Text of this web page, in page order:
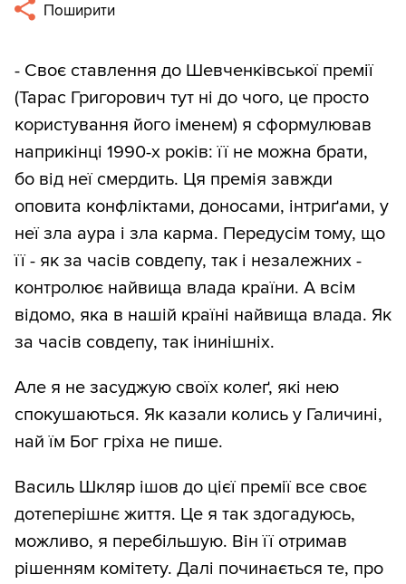
Поширити
- Своє ставлення до Шевченківської премії
(Тарас Григорович тут ні до чого, це просто
користування його іменем) я сформулював
наприкінці 1990-х років: її не можна брати,
бо від неї смердить. Ця премія завжди
оповита конфліктами, доносами, інтриґами, у
неї зла аура і зла карма. Передусім тому, що
її - як за часів совдепу, так і незалежних -
контролює найвища влада країни. А всім
відомо, яка в нашій країні найвища влада. Як
за часів совдепу, так інинішніх.
Але я не засуджую своїх колеґ, які нею
спокушаються. Як казали колись у Галичині,
най їм Бог гріха не пише.
Василь Шкляр ішов до цієї премії все своє
дотеперішнє життя. Це я так здогадуюсь,
можливо, я перебільшую. Він її отримав
рішенням комітету. Далі починається те, про